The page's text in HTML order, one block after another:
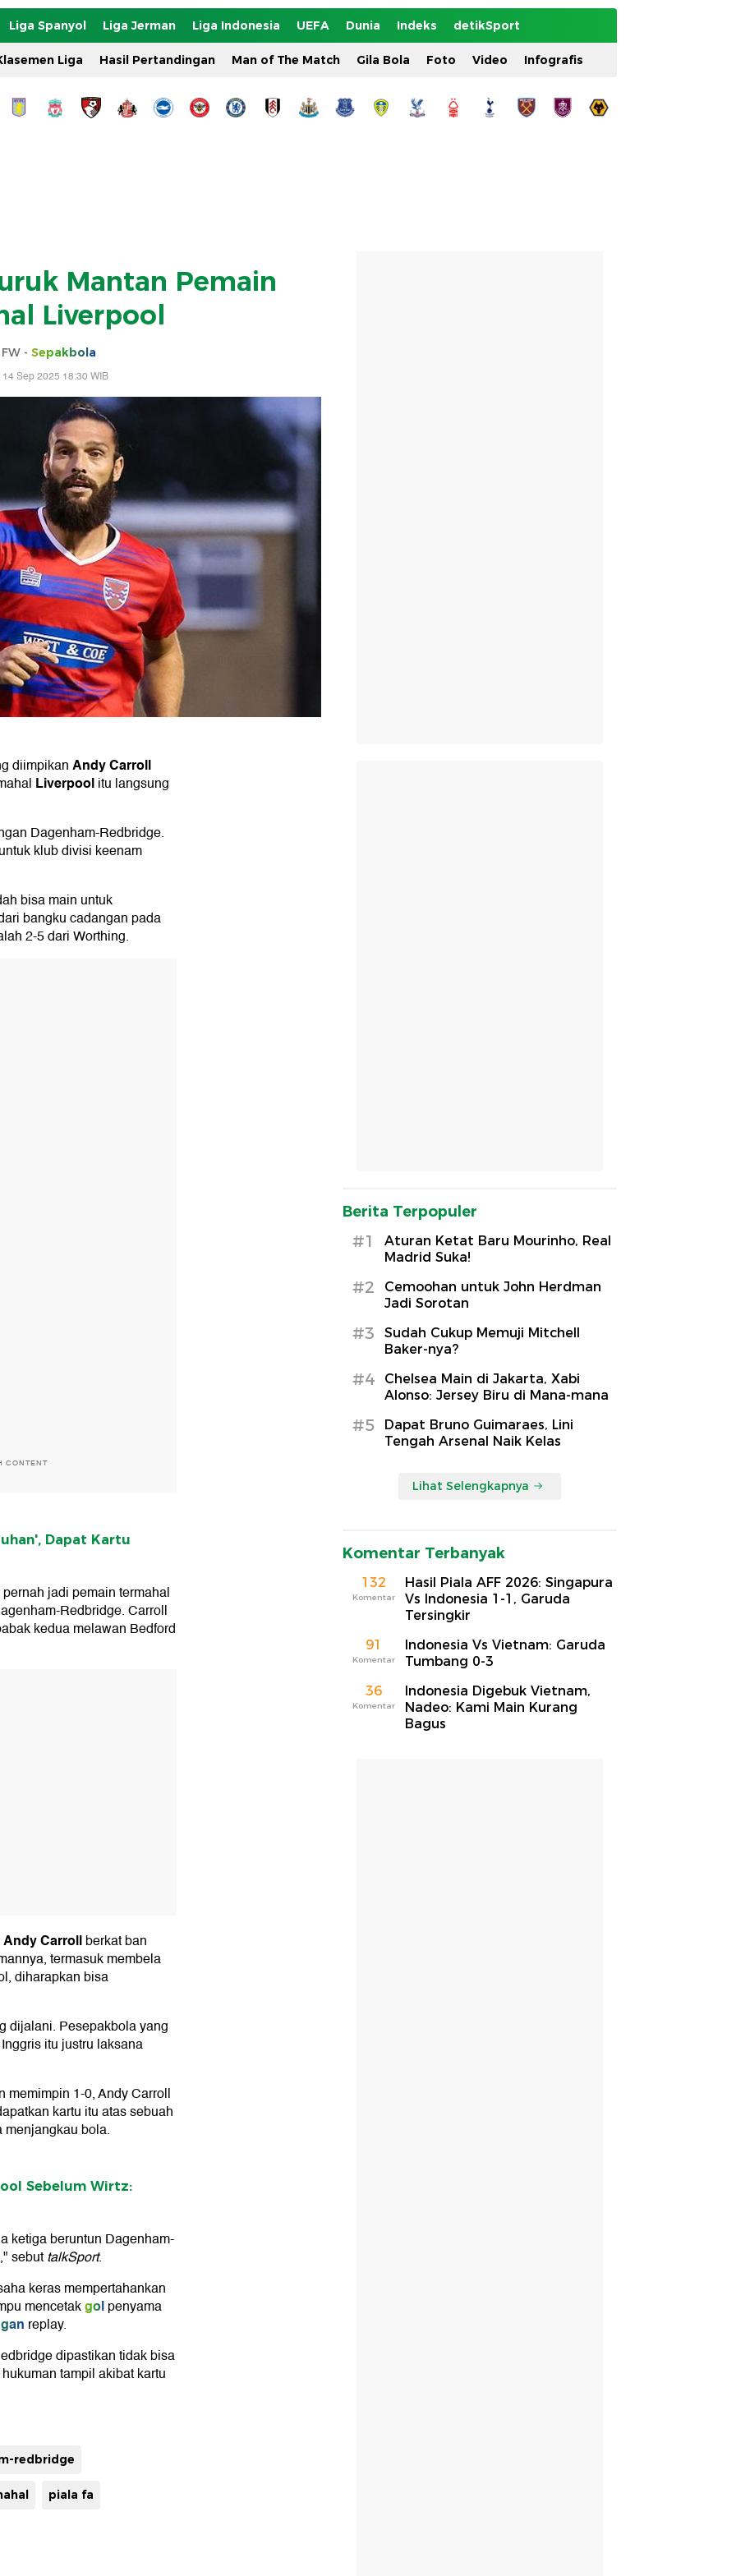
Liga Spanyol Liga Jerman Liga Indonesia UEFA Dunia Indeks detikSport
Liga Hasil Pertandingan Man of The Match Gila Bola Foto Video Infografis
Mantan Pemain
Liverpool
- Sepakbola
Sep 2025 18:30 WIB
diimpikanAndy Carroll
Liverpoolitu langsung
Dagenham-Redbridge.
klub divisi keenam
bisa main untuk
bangku cadangan pada
2-5 dari Worthing.
CONTENT
Dapat Kartu
jadi pemain termahal
Redbridge. Carroll
kedua melawan Bedford
Andy Carrollberkat ban
termasuk membela
diharapkan bisa
dijalani. Pesepakbola yang
itu justru laksana
memimpin 1-0, Andy Carroll
kartu itu atas sebuah
bola.
Sebelum Wirtz:
ketiga beruntun Dagenham-
sebuttalkSport.
keras mempertahankan
mencetakgolpenyama
replay.
dipastikan tidak bisa
tampil akibat kartu
redbridge
piala fa
Berita Terpopuler
#1
Aturan Ketat Baru Mourinho, Real
Madrid Suka!
#2
Cemoohan untuk John Herdman
Jadi Sorotan
#3
Sudah Cukup Memuji Mitchell
Baker-nya?
#4
Chelsea Main di Jakarta, Xabi
Alonso: Jersey Biru di Mana-mana
#5
Dapat Bruno Guimaraes, Lini
Tengah Arsenal Naik Kelas
Lihat Selengkapnya
Komentar Terbanyak
132
Komentar
Hasil Piala AFF 2026: Singapura
Vs Indonesia 1-1, Garuda
Tersingkir
91
Komentar
Indonesia Vs Vietnam: Garuda
Tumbang 0-3
36
Komentar
Indonesia Digebuk Vietnam,
Nadeo: Kami Main Kurang
Bagus